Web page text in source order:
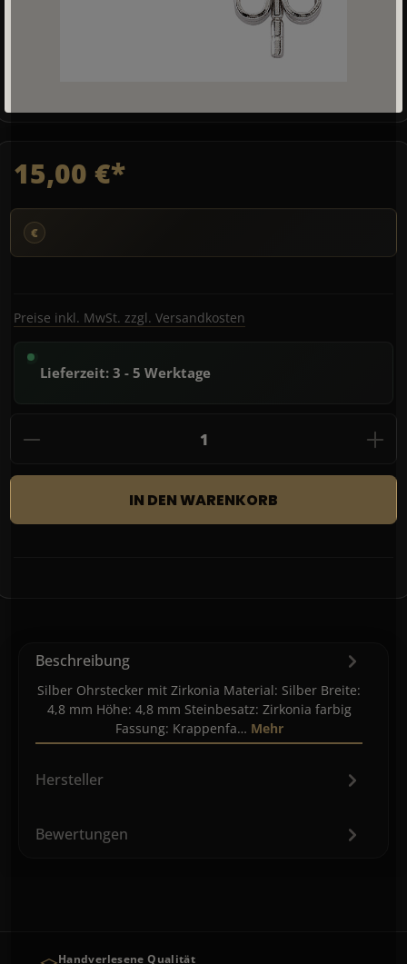
15,00 €*
Preise inkl. MwSt. zzgl. Versandkosten
Lieferzeit: 3 - 5 Werktage
Produkt Anzahl: Gib den gewünschten
IN DEN WARENKORB
Beschreibung
Silber Ohrstecker mit Zirkonia Material: Silber Breite:
4,8 mm Höhe: 4,8 mm Steinbesatz: Zirkonia farbig
Fassung: Krappenfa… Mehr
Hersteller
Bewertungen
Handverlesene Qualität